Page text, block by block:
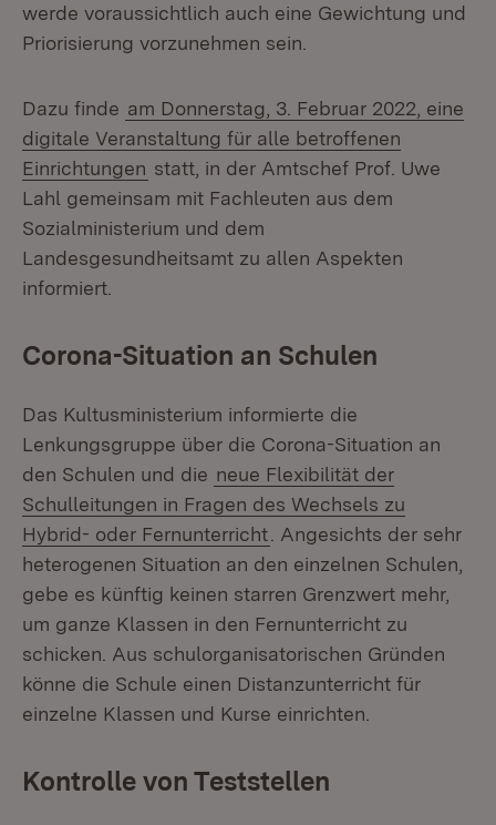
werde voraussichtlich auch eine Gewichtung und
Priorisierung vorzunehmen sein.
Dazu finde am Donnerstag, 3. Februar 2022, eine
digitale Veranstaltung für alle betroffenen
Einrichtungen statt, in der Amtschef Prof. Uwe
Lahl gemeinsam mit Fachleuten aus dem
Sozialministerium und dem
Landesgesundheitsamt zu allen Aspekten
informiert.
Corona-Situation an Schulen
Das Kultusministerium informierte die
Lenkungsgruppe über die Corona-Situation an
den Schulen und die neue Flexibilität der
Schulleitungen in Fragen des Wechsels zu
Hybrid- oder Fernunterricht . Angesichts der sehr
heterogenen Situation an den einzelnen Schulen,
gebe es künftig keinen starren Grenzwert mehr,
um ganze Klassen in den Fernunterricht zu
schicken. Aus schulorganisatorischen Gründen
könne die Schule einen Distanzunterricht für
einzelne Klassen und Kurse einrichten.
Kontrolle von Teststellen